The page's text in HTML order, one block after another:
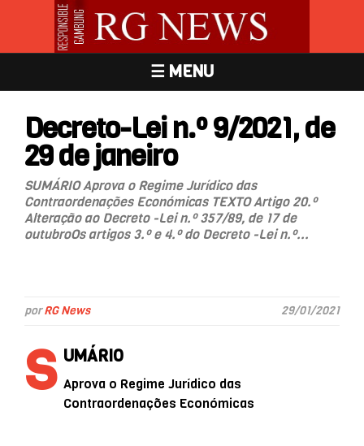
☰ MENU
Decreto-Lei n.º 9/2021, de
29 de janeiro
SUMÁRIO Aprova o Regime Jurídico das
Contraordenações Económicas TEXTO Artigo 20.º
Alteração ao Decreto -Lei n.º 357/89, de 17 de
outubroOs artigos 3.º e 4.º do Decreto -Lei n.º...
porRG News 29/01/2021
S UMÁRIO
Aprova o Regime Jurídico das
Contraordenações Económicas